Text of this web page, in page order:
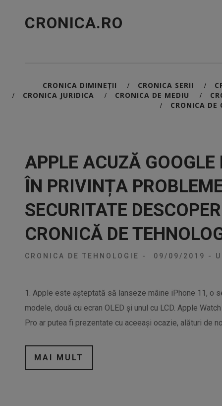
CRONICA.RO
CRONICA DIMINEȚII / CRONICA SERII /
/ CRONICA JURIDICA / CRONICA DE MEDIU /
/ CRONICA DE
APPLE ACUZĂ
ÎN PRIVINȚA
SECURITATE
CRONICĂ DE
CRONICA DE TEHNOLOGIE - 09/09/2019 -
1. Apple este așteptată să lanseze mâine iPhone 11, o
modele, două cu ecran OLED și unul cu LCD. Apple
Pro ar putea fi prezentate cu aceeași ocazie, alături de
MAI MULT